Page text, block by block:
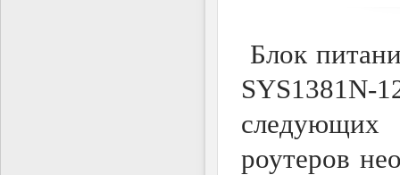
Блок
SYS1381N-
роутеров